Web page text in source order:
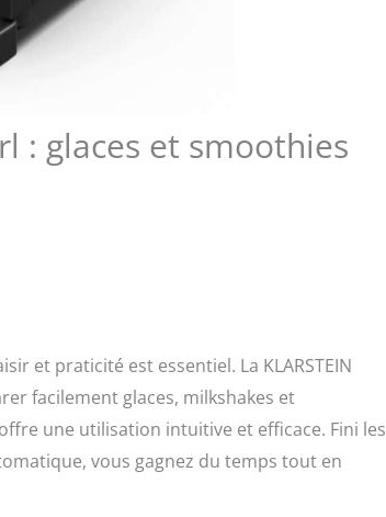
: glaces et smoothies
et praticité est essentiel. La KLARSTEIN
facilement glaces, milkshakes et
une utilisation intuitive et efficace. Fini les
vous gagnez du temps tout en